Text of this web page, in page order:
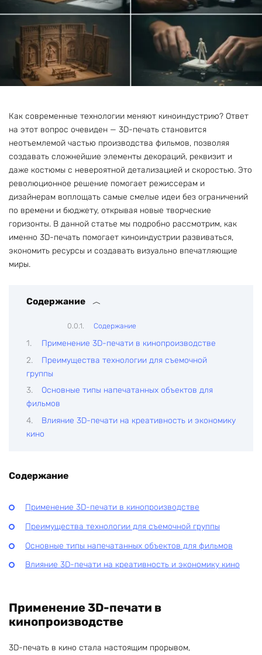
Как современные технологии меняют киноиндустрию? Ответ
на этот вопрос очевиден — 3D-печать становится
неотъемлемой частью производства фильмов, позволяя
создавать сложнейшие элементы декораций, реквизит и
даже костюмы с невероятной детализацией и скоростью. Это
революционное решение помогает режиссерам и
дизайнерам воплощать самые смелые идеи без ограничений
по времени и бюджету, открывая новые творческие
горизонты. В данной статье мы подробно рассмотрим, как
именно 3D-печать помогает киноиндустрии развиваться,
экономить ресурсы и создавать визуально впечатляющие
миры.
Содержание
Содержание
Применение 3D-печати в кинопроизводстве
Преимущества технологии для съемочной
группы
Основные типы напечатанных объектов для
фильмов
Влияние 3D-печати на креативность и экономику
кино
Содержание
Применение 3D-печати в кинопроизводстве
Преимущества технологии для съемочной группы
Основные типы напечатанных объектов для фильмов
Влияние 3D-печати на креативность и экономику кино
Применение 3D-печати в
кинопроизводстве
3D-печать в кино стала настоящим прорывом,